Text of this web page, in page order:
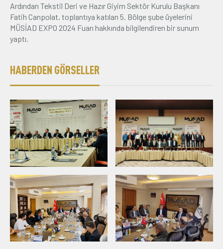
Ardından Tekstil Deri ve Hazır Giyim Sektör Kurulu Başkanı
Fatih Canpolat, toplantıya katılan 5. Bölge şube üyelerini
MÜSİAD EXPO 2024 Fuarı hakkında bilgilendiren bir sunum
yaptı.
HABERDEN GÖRSELLER